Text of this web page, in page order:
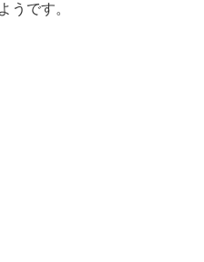
うです。